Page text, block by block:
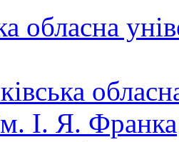
обласна
І. Я. Франка